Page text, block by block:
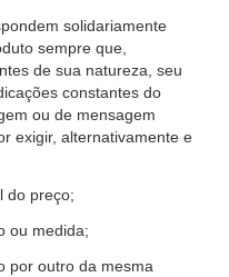
solidariamente
sempre que,
de sua natureza, seu
constantes do
ou de mensagem
exigir, alternativamente e
do preço;
ou medida;
por outro da mesma